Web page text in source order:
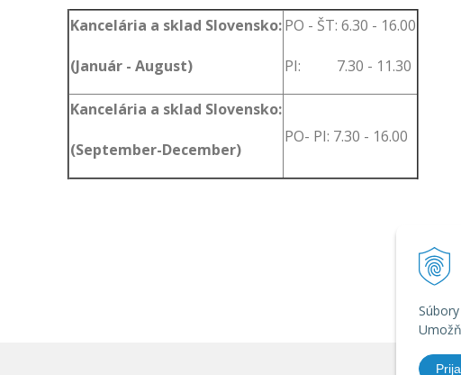
Kancelária a sklad Slovensko:
(Január - August)
PO - ŠT: 6.30 - 16.00
PI: 7.30 - 11.30
Kancelária a sklad Slovensko:
(September-December)
PO- PI: 7.30 - 16.00